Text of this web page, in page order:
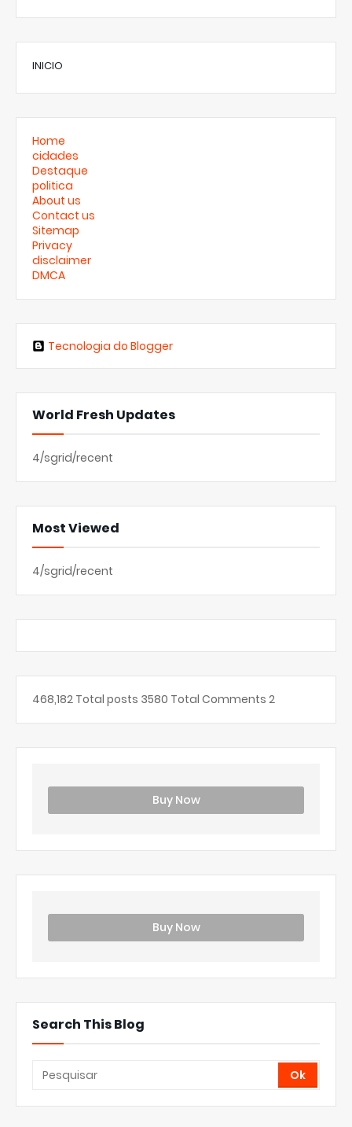
INICIO
Home
cidades
Destaque
politica
About us
Contact us
Sitemap
Privacy
disclaimer
DMCA
Tecnologia do Blogger
World Fresh Updates
4/sgrid/recent
Most Viewed
4/sgrid/recent
468,182 Total posts 3580 Total Comments 2
Buy Now
Buy Now
Search This Blog